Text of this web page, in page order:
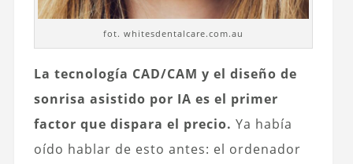
fot. whitesdentalcare.com.au
La tecnología CAD/CAM y el diseño de
sonrisa asistido por IA es el primer
factor que dispara el precio. Ya había
oído hablar de esto antes: el ordenador